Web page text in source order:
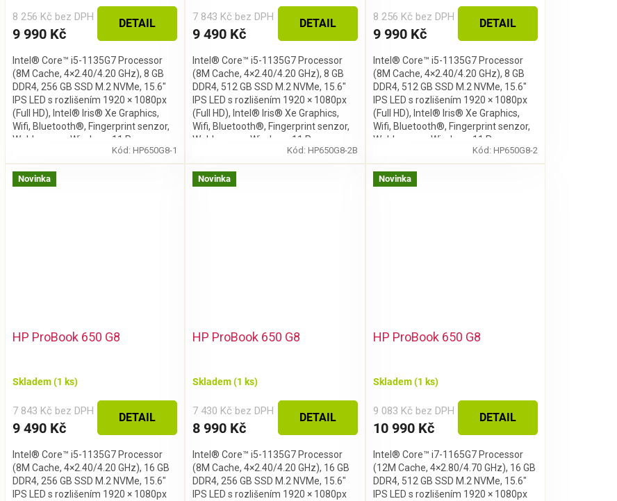
8 256 Kč bez DPH
9 990 Kč
DETAIL
Intel® Core™ i5-1135G7 Processor
(8M Cache, 4×2.40/4.20 GHz), 8 GB
DDR4, 256 GB SSD M.2 NVMe, 15.6″
IPS LED s rozlišením 1920 × 1080px
(Full HD), Intel® Iris® Xe Graphics,
Wifi, Bluetooth®, Fingerprint senzor,
Webkamera, Windows 11 Pro
Kód:HP650G8-1
7 843 Kč bez DPH
9 490 Kč
DETAIL
Intel® Core™ i5-1135G7 Processor
(8M Cache, 4×2.40/4.20 GHz), 8 GB
DDR4, 512 GB SSD M.2 NVMe, 15.6″
IPS LED s rozlišením 1920 × 1080px
(Full HD), Intel® Iris® Xe Graphics,
Wifi, Bluetooth®, Fingerprint senzor,
Webkamera, Windows 11 Pro
Kód: HP650G8-2B
8 256 Kč bez DPH
9 990 Kč
DETAIL
Intel® Core™ i5-1135G7 Processor
(8M Cache, 4×2.40/4.20 GHz), 8 GB
DDR4, 512 GB SSD M.2 NVMe, 15.6″
IPS LED s rozlišením 1920 × 1080px
(Full HD), Intel® Iris® Xe Graphics,
Wifi, Bluetooth®, Fingerprint senzor,
Webkamera, Windows 11 Pro
Kód: HP650G8-2
Novinka
HP ProBook 650 G8
Skladem(1 ks)
7 843 Kč bez DPH
9 490 Kč
DETAIL
Intel® Core™ i5-1135G7 Processor
(8M Cache, 4×2.40/4.20 GHz), 16 GB
DDR4, 256 GB SSD M.2 NVMe, 15.6″
IPS LED s rozlišením 1920 × 1080px
Novinka
HP ProBook 650 G8
Skladem(1 ks)
7 430 Kč bez DPH
8 990 Kč
DETAIL
Intel® Core™ i5-1135G7 Processor
(8M Cache, 4×2.40/4.20 GHz), 16 GB
DDR4, 256 GB SSD M.2 NVMe, 15.6″
IPS LED s rozlišením 1920 × 1080px
Novinka
HP ProBook 650 G8
Skladem(1 ks)
9 083 Kč bez DPH
10 990 Kč
DETAIL
Intel® Core™ i7-1165G7 Processor
(12M Cache, 4×2.80/4.70 GHz), 16 GB
DDR4, 512 GB SSD M.2 NVMe, 15.6″
IPS LED s rozlišením 1920 × 1080px